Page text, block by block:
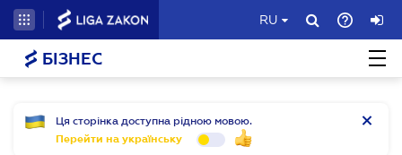
RU
БІЗНЕС
Ця сторінка доступна рідною мовою.
Перейти на українську